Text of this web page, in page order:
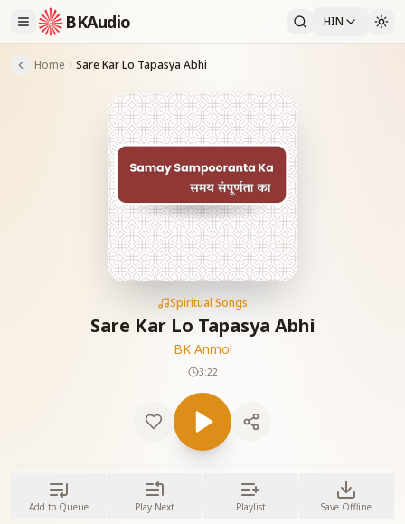
BKAudio HIN
Home Sare Kar Lo Tapasya Abhi
Spiritual Songs
Sare Kar Lo Tapasya Abhi
BK Anmol
3:22
Add to Queue Play Next Playlist Save Offline